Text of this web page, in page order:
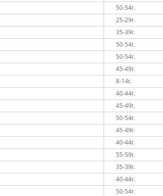
50-54г.
25-29г.
35-39г.
50-54г.
50-54г.
45-49г.
8-14г.
40-44г.
45-49г.
50-54г.
45-49г.
40-44г.
55-59г.
35-39г.
40-44г.
50-54г.